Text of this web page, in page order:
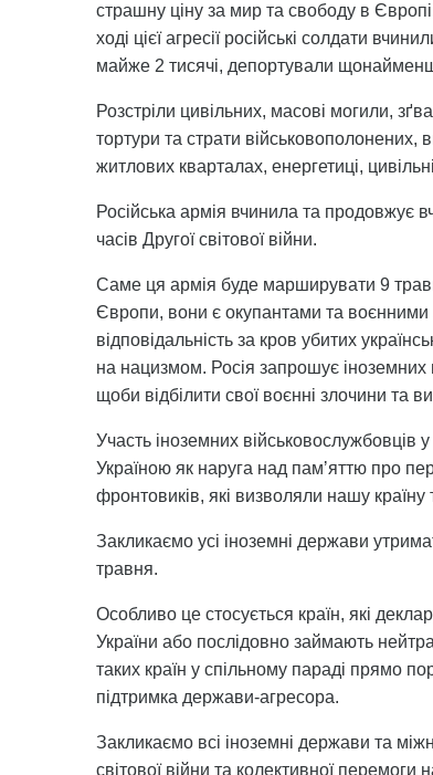
страшну ціну за мир та свободу в
ході цієї агресії російські солдати
майже 2 тисячі, депортували
Розстріли цивільних, масові могили,
тортури та страти військовополонених,
житлових кварталах, енергетиці,
Російська армія вчинила та продовжує
часів Другої світової війни.
Саме ця армія буде марширувати 9
Європи, вони є окупантами та
відповідальність за кров убитих
на нацизмом. Росія запрошує іноземних
щоби відбілити свої воєнні злочини та
Участь іноземних військовослужбовців
Україною як наруга над памʼяттю про
фронтовиків, які визволяли нашу
Закликаємо усі іноземні держави
травня.
Особливо це стосується країн, які
України або послідовно займають
таких країн у спільному параді прямо
підтримка держави-агресора.
Закликаємо всі іноземні держави та
світової війни та колективної